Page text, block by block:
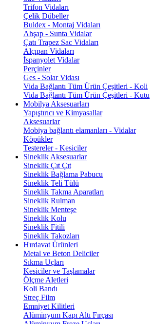
Trifon Vidaları
Çelik Dübeller
Buldex - Montaj Vidaları
Ahşap - Sunta Vidalar
Çatı Trapez Sac Vidaları
Alçıpan Vidaları
İspanyolet Vidalar
Perçinler
Ges - Solar Vidası
Vida Bağlantı Tüm Ürün Çeşitleri - Koli
Vida Bağlantı Tüm Ürün Çeşitleri - Kutu
Mobilya Aksesuarları
Yapıştırıcı ve Kimyasallar
Aksesuarlar
Mobiya bağlantı elamanları - Vidalar
Köpükler
Testereler - Kesiciler
Sineklik Aksesuarlar
Sineklik Çıt Çıt
Sineklik Bağlama Pabucu
Sineklik Teli Tülü
Sineklik Takma Aparatları
Sineklik Rulman
Sineklik Menteşe
Sineklik Kolu
Sineklik Fitili
Sineklik Takozları
Hırdavat Ürünleri
Metal ve Beton Deliciler
Sıkma Uçları
Kesiciler ve Taşlamalar
Ölçme Aletleri
Koli Bandı
Streç Film
Emniyet Kilitleri
Alüminyum Kapı Altı Fırçası